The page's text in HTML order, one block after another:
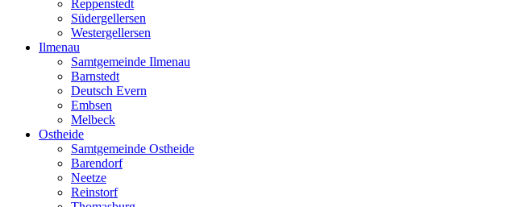
Reppenstedt
Südergellersen
Westergellersen
Ilmenau
Samtgemeinde Ilmenau
Barnstedt
Deutsch Evern
Embsen
Melbeck
Ostheide
Samtgemeinde Ostheide
Barendorf
Neetze
Reinstorf